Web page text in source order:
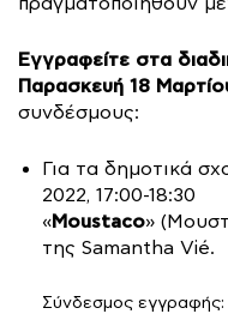
Εγγραφείτε στα
Παρασκευή 18
συνδέσμους:
Για τα δημοτικά
2022, 17:00-18:30
«Moustaco»
της Samantha Vié.
Σύνδεσμος εγγραφής: